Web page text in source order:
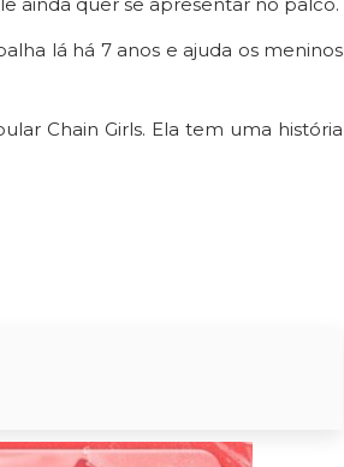
lá há 7 anos e ajuda os meninos
Chain Girls. Ela tem uma história